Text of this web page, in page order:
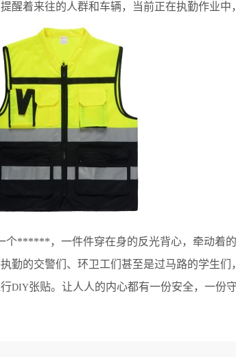
着来往的人群和车辆，当前正在执勤作业中
，一件件穿在身的反光背心，牵动着的
勤的交警们、环卫工们甚至是过马路的学生
DIY张贴。让人人的内心都有一份安全，一份守